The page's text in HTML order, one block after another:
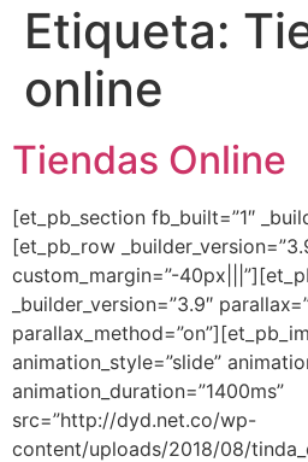
Etiqueta:
online
Tiendas Online
[et_pb_section fb_built=”1″
[et_pb_row
custom_margin=”-
_builder_version=”3.9″
animation_style=”slide”
animation_duration=”1400ms”
src=”http://dyd.net.co/wp-
content/uploads/2018/08/